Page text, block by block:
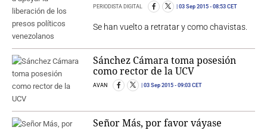
PERIODISTA DIGITAL 03 Sep 2015 - 08:53 CET
Se han vuelto a retratar y como chavistas.
Sánchez Cámara toma posesión
como rector de la UCV
AVAN 03 Sep 2015 - 09:03 CET
Señor Más, por favor váyase